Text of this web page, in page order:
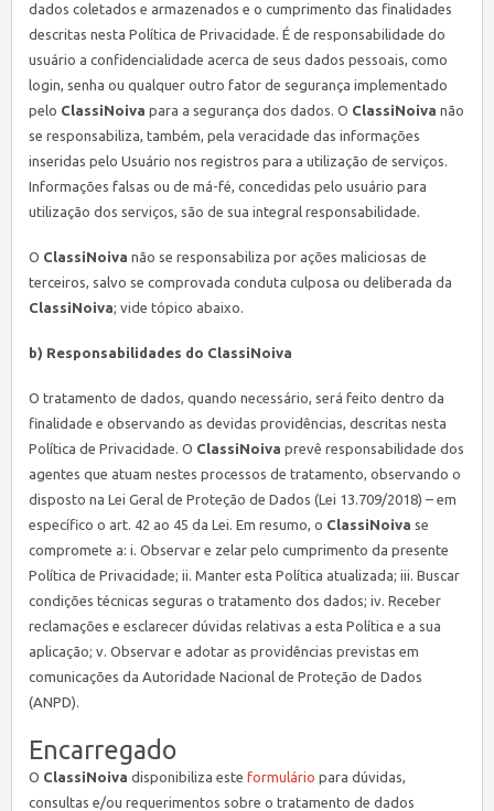
dados coletados e armazenados e o cumprimento das finalidades
descritas nesta Política de Privacidade. É de responsabilidade do
usuário a confidencialidade acerca de seus dados pessoais, como
login, senha ou qualquer outro fator de segurança implementado
pelo ClassiNoiva para a segurança dos dados. O ClassiNoiva não
se responsabiliza, também, pela veracidade das informações
inseridas pelo Usuário nos registros para a utilização de serviços.
Informações falsas ou de má-fé, concedidas pelo usuário para
utilização dos serviços, são de sua integral responsabilidade.
O ClassiNoiva não se responsabiliza por ações maliciosas de
terceiros, salvo se comprovada conduta culposa ou deliberada da
ClassiNoiva; vide tópico abaixo.
b) Responsabilidades do ClassiNoiva
O tratamento de dados, quando necessário, será feito dentro da
finalidade e observando as devidas providências, descritas nesta
Política de Privacidade. O ClassiNoiva prevê responsabilidade dos
agentes que atuam nestes processos de tratamento, observando o
disposto na Lei Geral de Proteção de Dados (Lei 13.709/2018) – em
específico o art. 42 ao 45 da Lei. Em resumo, o ClassiNoiva se
compromete a: i. Observar e zelar pelo cumprimento da presente
Política de Privacidade; ii. Manter esta Política atualizada; iii. Buscar
condições técnicas seguras o tratamento dos dados; iv. Receber
reclamações e esclarecer dúvidas relativas a esta Política e a sua
aplicação; v. Observar e adotar as providências previstas em
comunicações da Autoridade Nacional de Proteção de Dados
(ANPD).
Encarregado
O ClassiNoiva disponibiliza este formulário para dúvidas,
consultas e/ou requerimentos sobre o tratamento de dados